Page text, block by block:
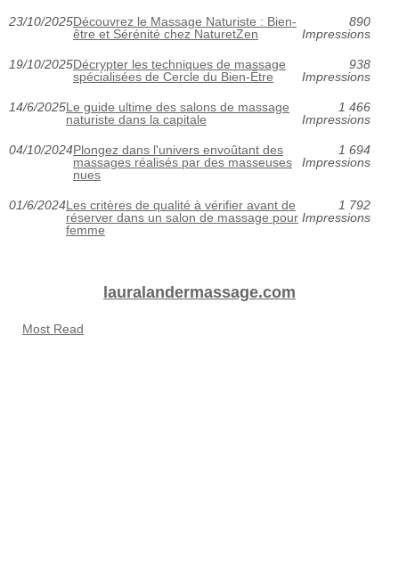
23/10/2025Découvrez le Massage Naturiste : Bien-
être et Sérénité chez NaturetZen
890
Impressions
19/10/2025Décrypter les techniques de massage
spécialisées de Cercle du Bien-Être
938
Impressions
14/6/2025Le guide ultime des salons de massage
naturiste dans la capitale
1 466
Impressions
04/10/2024Plongez dans l'univers envoûtant des
massages réalisés par des masseuses
nues
1 694
Impressions
01/6/2024Les critères de qualité à vérifier avant de
réserver dans un salon de massage pour
femme
1 792
Impressions
lauralandermassage.com
Most Read